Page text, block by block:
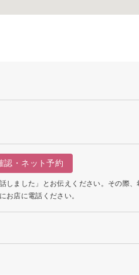
認・ネット予約
しました」とお伝えください。その際
お店に電話ください。